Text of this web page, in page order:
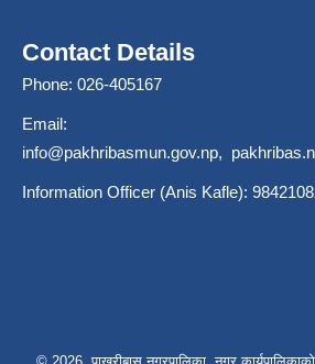
Contact Details
Phone: 026-405167
Email:
info@pakhribasmun.gov.np,
Information Officer (Anis Kafle):